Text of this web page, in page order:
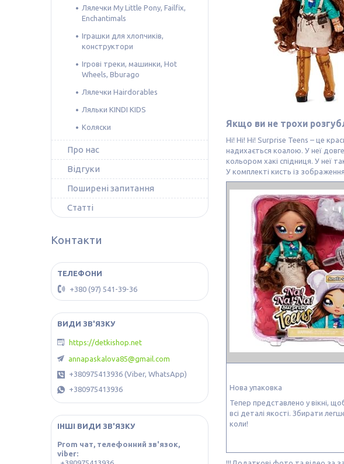
Якщо ви не трохи
Ні! Ні! Ні! Surprise Teens – це
надихається коалою. У неї
кольором хакі спідниця. У неї
У комплекті кисть із
Нова упаковка
Тепер представлено у вікні,
всі деталі якості. Збирати
коли!
Лялечки My Little Pony, Failfix,
Enchantimals
Іграшки для хлопчиків,
конструктори
Ігрові треки, машинки, Hot
Wheels, Bburago
Лялечки Hairdorables
Ляльки KINDI KIDS
Коляски
Про нас
Відгуки
Поширені запитання
Статті
Контакти
+380 (97) 541-39-36
https://detkishop.net
annapaskalova85@gmail.com
+380975413936 (Viber, WhatsApp)
+380975413936
ІНШІ ВИДИ ЗВ'ЯЗКУ
Prom чат, телефонний зв'язок,
viber